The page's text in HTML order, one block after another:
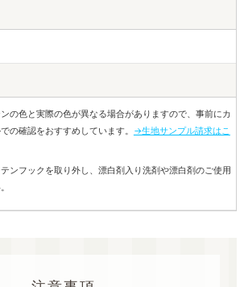
の色と実際の色が異なる場合がありますので、事前にカ
の確認をおすすめしています。 →生地サンプル請求はこ
ンフックを取り外し、漂白剤入り洗剤や漂白剤のご使用